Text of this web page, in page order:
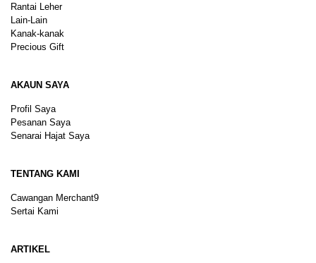
Rantai Leher
Lain-Lain
Kanak-kanak
Precious Gift
AKAUN SAYA
Profil Saya
Pesanan Saya
Senarai Hajat Saya
TENTANG KAMI
Cawangan Merchant9
Sertai Kami
ARTIKEL